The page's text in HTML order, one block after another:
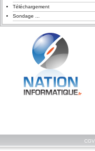
Téléchargement
Sondage ...
CGV